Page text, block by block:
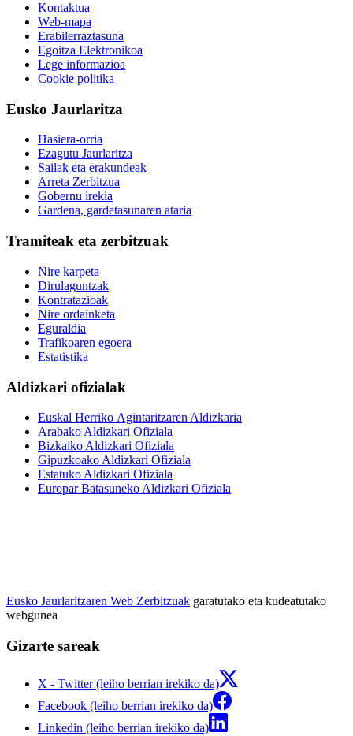
Kontaktua
Web-mapa
Erabilerraztasuna
Egoitza Elektronikoa
Lege informazioa
Cookie politika
Eusko Jaurlaritza
Hasiera-orria
Ezagutu Jaurlaritza
Sailak eta erakundeak
Arreta Zerbitzua
Gobernu irekia
Gardena, gardetasunaren ataria
Tramiteak eta zerbitzuak
Nire karpeta
Dirulaguntzak
Kontratazioak
Nire ordainketa
Eguraldia
Trafikoaren egoera
Estatistika
Aldizkari ofizialak
Euskal Herriko Agintaritzaren Aldizkaria
Arabako Aldizkari Ofiziala
Bizkaiko Aldizkari Ofiziala
Gipuzkoako Aldizkari Ofiziala
Estatuko Aldizkari Ofiziala
Europar Batasuneko Aldizkari Ofiziala
Eusko Jaurlaritzaren Web Zerbitzuak garatutako eta kudeatutako
webgunea
Gizarte sareak
X - Twitter (leiho berrian irekiko da)
Facebook (leiho berrian irekiko da)
Linkedin (leiho berrian irekiko da)